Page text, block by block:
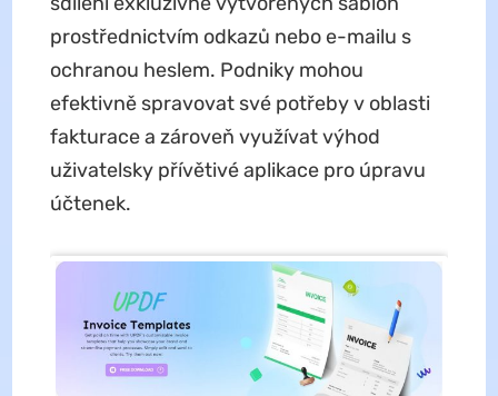
prostřednictvím odkazů nebo e-mailu s
ochranou heslem. Podniky mohou
efektivně spravovat své potřeby v oblasti
fakturace a zároveň využívat výhod
uživatelsky přívětivé aplikace pro úpravu
účtenek.